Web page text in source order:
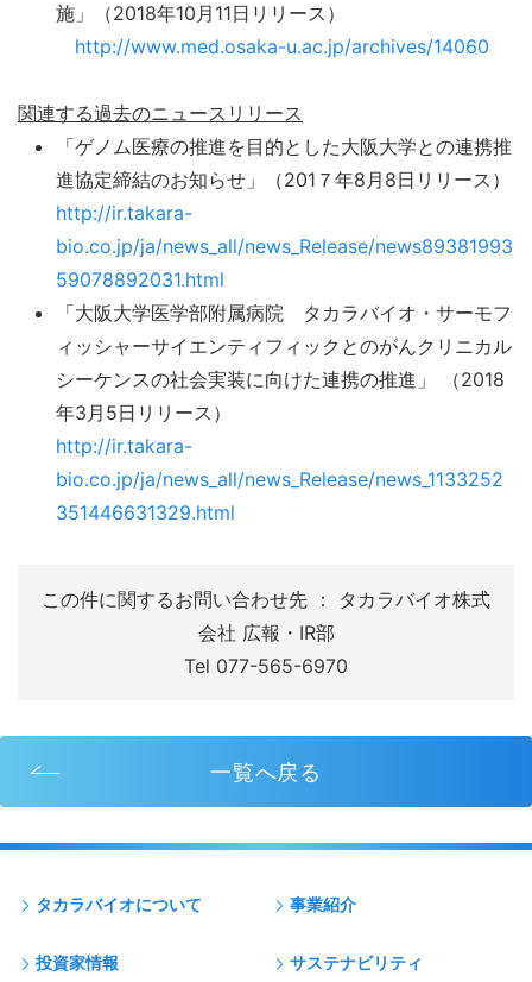
施」（2018年10月11日リリース）
http://www.med.osaka-u.ac.jp/archives/14060
関連する過去のニュースリリース
「ゲノム医療の推進を目的とした大阪大学との連携推
進協定締結のお知らせ」（201７年8月8日リリース）
http://ir.takara-
bio.co.jp/ja/news_all/news_Release/news89381993
59078892031.html
「大阪大学医学部附属病院 タカラバイオ・サーモフ
ィッシャーサイエンティフィックとのがんクリニカル
シーケンスの社会実装に向けた連携の推進」 （2018
年3月5日リリース）
http://ir.takara-
bio.co.jp/ja/news_all/news_Release/news_1133252
351446631329.html
この件に関するお問い合わせ先 ： タカラバイオ株式
会社 広報・IR部
Tel 077-565-6970
一覧へ戻る
タカラバイオについて 事業紹介
投資家情報 サステナビリティ